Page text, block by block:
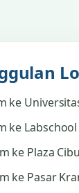
ke
ke
ke Plaza
ke Pasar